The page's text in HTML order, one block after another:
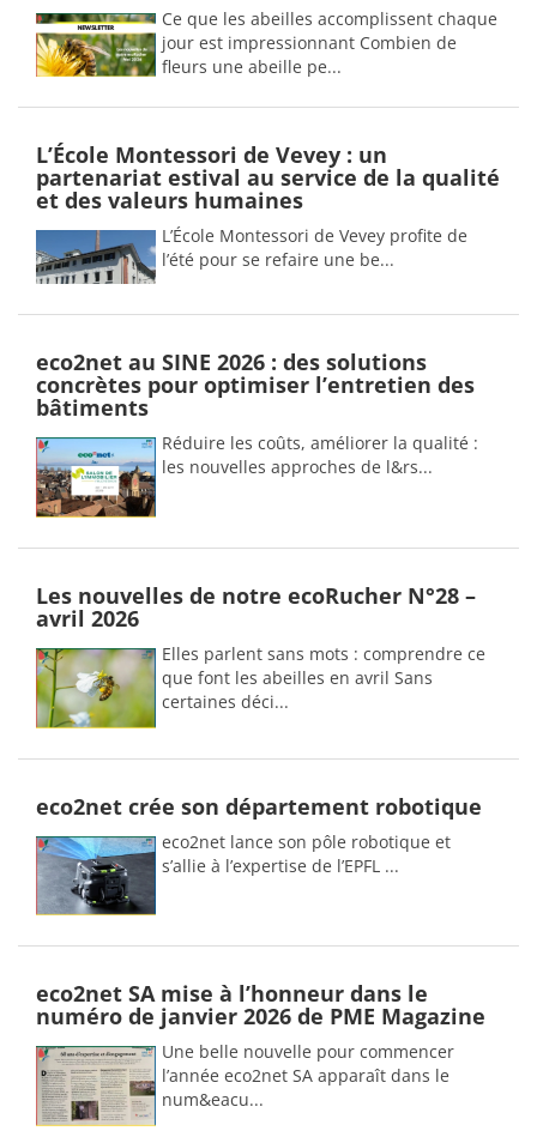
Ce que les abeilles accomplissent chaque
jour est impressionnant Combien de
fleurs une abeille pe...
L’École Montessori de Vevey : un
partenariat estival au service de la qualité
et des valeurs humaines
L’École Montessori de Vevey profite de
l’été pour se refaire une be...
eco2net au SINE 2026 : des solutions
concrètes pour optimiser l’entretien des
bâtiments
Réduire les coûts, améliorer la qualité :
les nouvelles approches de l&rs...
Les nouvelles de notre ecoRucher N°28 –
avril 2026
Elles parlent sans mots : comprendre ce
que font les abeilles en avril Sans
certaines déci...
eco2net crée son département robotique
eco2net lance son pôle robotique et
s’allie à l’expertise de l’EPFL ...
eco2net SA mise à l’honneur dans le
numéro de janvier 2026 de PME Magazine
Une belle nouvelle pour commencer
l’année eco2net SA apparaît dans le
num&eacu...